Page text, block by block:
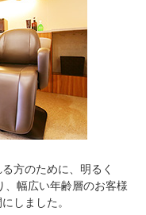
方のために、明るく
、幅広い年齢層のお客様
しました。